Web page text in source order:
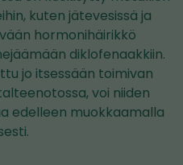
kuten jätevesissä ja
hormonihäirikkö
diklofenaakkiin.
jo itsessään toimivan
voi niiden
edelleen muokkaamalla